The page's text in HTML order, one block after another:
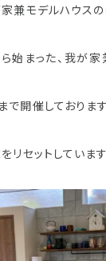
兼モデルハウスの
始まった、我が
開催しております
リセットしています